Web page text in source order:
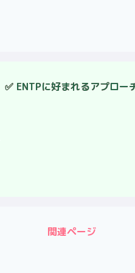
✅ ENTPに好まれるアプロー
関連ページ